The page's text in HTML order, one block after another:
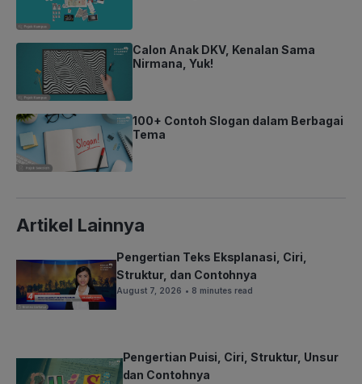
Calon Anak DKV, Kenalan Sama
Nirmana, Yuk!
100+ Contoh Slogan dalam Berbagai
Tema
Artikel Lainnya
Pengertian Teks Eksplanasi, Ciri,
Struktur, dan Contohnya
August 7, 2026 • 8 minutes read
Pengertian Puisi, Ciri, Struktur, Unsur
dan Contohnya